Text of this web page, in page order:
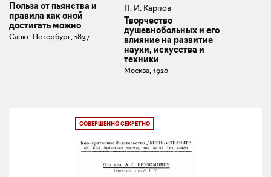
Польза от пьянства и
правила как оной
достигать можно
Санкт-Петербург, 1837
П. И. Карпов
Творчество
душевнобольных и его
влияние на развитие
науки, искусства и
техники
Москва, 1926
СОВЕРШЕННО СЕКРЕТНО